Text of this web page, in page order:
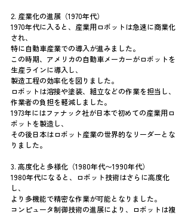
2. 産業化の進展（1970年代）
1970年代に入ると、産業用ロボットは急速に商業化
され、
特に自動車産業での導入が進みました。
この時期、アメリカの自動車メーカーがロボットを
生産ラインに導入し、
製造工程の効率化を図りました。
ロボットは溶接や塗装、組立などの作業を担当し、
作業者の負担を軽減しました。
1973年にはファナック社が日本で初めての産業用ロ
ボットを製造し、
その後日本はロボット産業の世界的なリーダーとな
りました。
3. 高度化と多様化（1980年代〜1990年代）
1980年代になると、ロボット技術はさらに高度化
し、
より多機能で精密な作業が可能となりました。
コンピュータ制御技術の進展により、ロボットは複